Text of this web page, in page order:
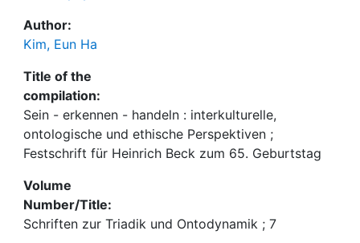
Author:
Kim, Eun Ha
Title of the
compilation:
Sein - erkennen - handeln : interkulturelle,
ontologische und ethische Perspektiven ;
Festschrift für Heinrich Beck zum 65. Geburtstag
Volume
Number/Title:
Schriften zur Triadik und Ontodynamik ; 7